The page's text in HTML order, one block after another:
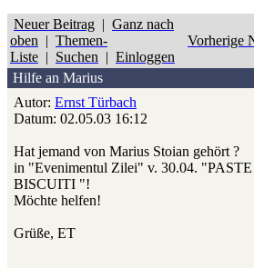
Neuer Beitrag | Ganz nach
oben | Themen-
Liste | Suchen | Einloggen
Vorherige
Hilfe an Marius
Autor: Ernst Türbach
Datum: 02.05.03 16:12
Hat jemand von Marius Stoian gehört ?
in "Evenimentul Zilei" v. 30.04.
BISCUITI "!
Möchte helfen!
Grüße, ET